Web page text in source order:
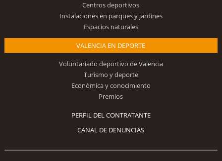
Centros deportivos
Instalaciones en parques y jardines
Espacios naturales
VALENCIA EN DEPORTE
Voluntariado deportivo de Valencia
Turismo y deporte
Económica y conocimiento
Premios
PERFIL DEL CONTRATANTE
CANAL DE DENUNCIAS